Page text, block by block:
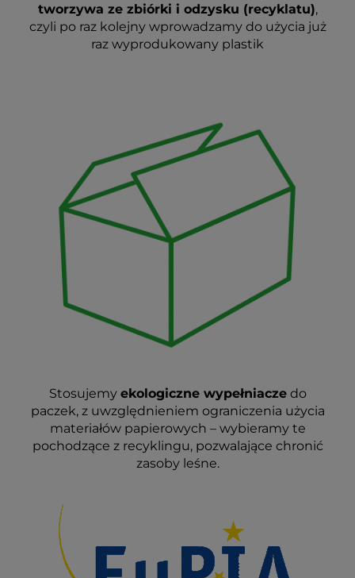
tworzywa ze zbiórki i odzysku (recyklatu),
czyli po raz kolejny wprowadzamy do użycia już
raz wyprodukowany plastik
Stosujemy ekologiczne wypełniaczedo
paczek, z uwzględnieniem ograniczenia użycia
materiałów papierowych – wybieramy te
pochodzące z recyklingu, pozwalające chronić
zasoby leśne.